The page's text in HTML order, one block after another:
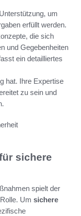
um
erfüllt werden.
die sich
und Gegebenheiten
ein detailliertes
hat. Ihre Expertise
zu sein und
sichere
spielt der
Um sichere